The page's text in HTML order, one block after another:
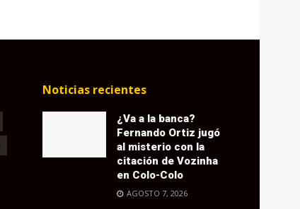
Noticias recientes
¿Va a la banca?
Fernando Ortiz jugó
al misterio con la
citación de Vozinha
en Colo-Colo
AGOSTO 7, 2026